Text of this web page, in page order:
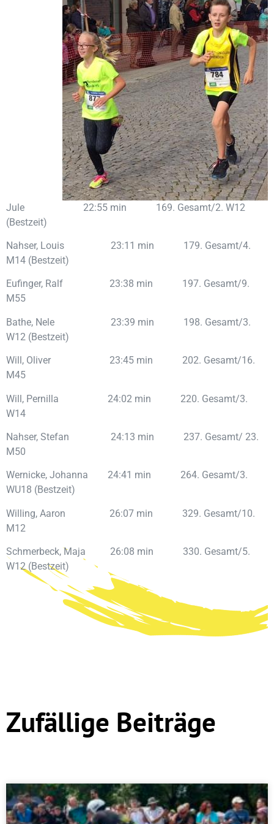
Jule 22:55 min 169. Gesamt/2. W12
(Bestzeit)
Nahser, Louis 23:11 min 179. Gesamt/4.
M14 (Bestzeit)
Eufinger, Ralf 23:38 min 197. Gesamt/9.
M55
Bathe, Nele 23:39 min 198. Gesamt/3.
W12 (Bestzeit)
Will, Oliver 23:45 min 202. Gesamt/16.
M45
Will, Pernilla 24:02 min 220. Gesamt/3.
W14
Nahser, Stefan 24:13 min 237. Gesamt/ 23.
M50
Wernicke, Johanna 24:41 min 264. Gesamt/3.
WU18 (Bestzeit)
Willing, Aaron 26:07 min 329. Gesamt/10.
M12
Schmerbeck, Maja 26:08 min 330. Gesamt/5.
W12 (Bestzeit)
Zufällige Beiträge